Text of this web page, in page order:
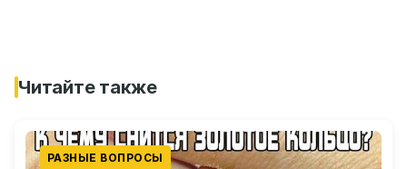
Читайте также
РАЗНЫЕ ВОПРОСЫ